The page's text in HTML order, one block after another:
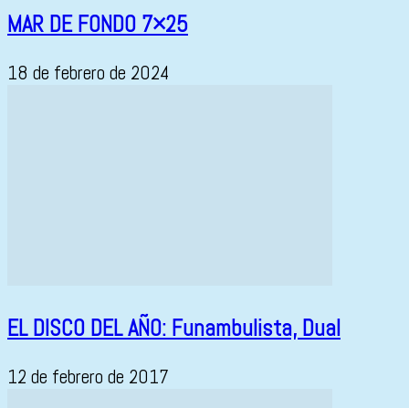
MAR DE FONDO 7×25
18 de febrero de 2024
EL DISCO DEL AÑO: Funambulista, Dual
12 de febrero de 2017